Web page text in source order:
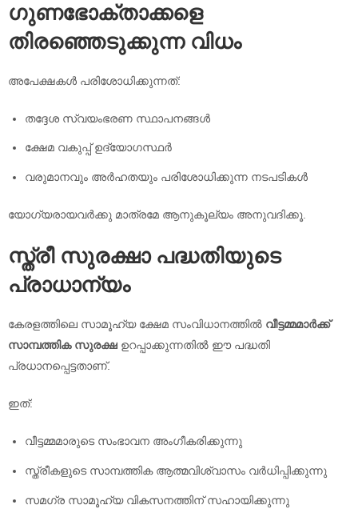
ഗുണഭോക്താക്കളെ
തിരഞ്ഞെടുക്കുന്ന വിധം
അപേക്ഷകൾ പരിശോധിക്കുന്നത്:
തദ്ദേശ സ്വയംഭരണ സ്ഥാപനങ്ങൾ
ക്ഷേമ വകുപ്പ് ഉദ്യോഗസ്ഥർ
വരുമാനവും അർഹതയും പരിശോധിക്കുന്ന നടപടികൾ
യോഗ്യരായവർക്കു മാത്രമേ ആനുകൂല്യം അനുവദിക്കൂ.
സ്ത്രീ സുരക്ഷാ പദ്ധതിയുടെ
പ്രാധാന്യം
കേരളത്തിലെ സാമൂഹ്യ ക്ഷേമ സംവിധാനത്തിൽ വീട്ടമ്മമാർക്ക്
സാമ്പത്തിക സുരക്ഷ ഉറപ്പാക്കുന്നതിൽ ഈ പദ്ധതി
പ്രധാനപ്പെട്ടതാണ്.
ഇത്:
വീട്ടമ്മമാരുടെ സംഭാവന അംഗീകരിക്കുന്നു
സ്ത്രീകളുടെ സാമ്പത്തിക ആത്മവിശ്വാസം വർധിപ്പിക്കുന്നു
സമഗ്ര സാമൂഹ്യ വികസനത്തിന് സഹായിക്കുന്നു